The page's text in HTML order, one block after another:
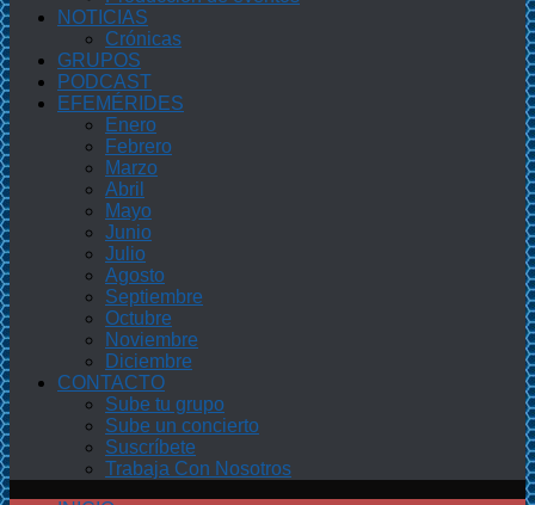
NOTICIAS
Crónicas
GRUPOS
PODCAST
EFEMÉRIDES
Enero
Febrero
Marzo
Abril
Mayo
Junio
Julio
Agosto
Septiembre
Octubre
Noviembre
Diciembre
CONTACTO
Sube tu grupo
Sube un concierto
Suscríbete
Trabaja Con Nosotros